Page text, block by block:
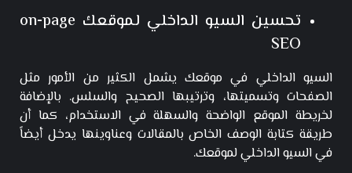
تحسين السيو الداخلي لموقعك on-page
SEO
السيو الداخلي في موقعك يشمل الكثير من الأمور مثل
الصفحات وتسميتها، وترتيبها الصحيح والسلس. بالإضافة
لخريطة الموقع الواضحة والسهلة في الاستخدام، كما أن
طريقة كتابة الوصف الخاص بالمقالات وعناوينها يدخل أيضاً
في السيو الداخلي لموقعك.